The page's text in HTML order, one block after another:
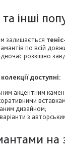
інші
залишається
по всій
розкішно
доступні:
акцентним
дизайном;
варіанти з
на